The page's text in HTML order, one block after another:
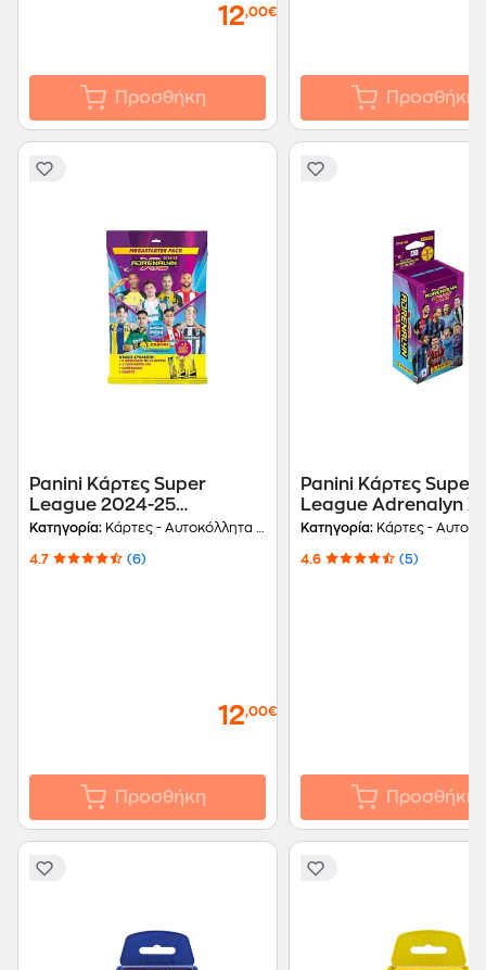
12,00€
Προσθήκη Προσθήκη
Panini Kάρτες Super
League 2024-25
Adrenalyn XL Mega
Κατηγορία: Κάρτες - Αυτοκόλλητα Συλλεκτικά
4.7 (6)
12,00€
Προσθήκη
Panini Kάρτες Super
League Adrenalyn
2024-25 Eco Blister
Κατηγορία: Κάρτες - Αυτοκόλλητα
4.6 (5)
Προσθήκη